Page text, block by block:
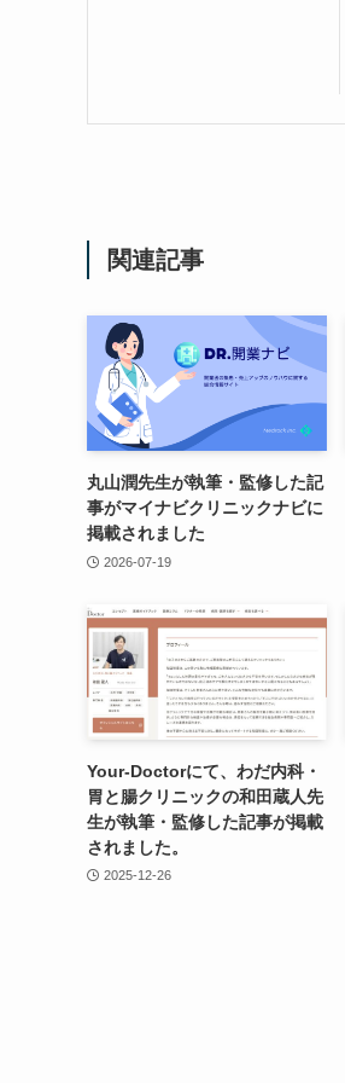
関連記事
丸山潤先生が執筆・監修した記
事がマイナビクリニックナビに
掲載されました
2026-07-19
Your-Doctorにて、わだ内科・
胃と腸クリニックの和田蔵人先
生が執筆・監修した記事が掲載
されました。
2025-12-26